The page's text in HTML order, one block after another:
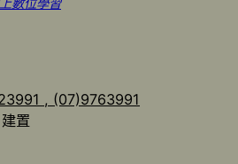
, (07)9763991
建置